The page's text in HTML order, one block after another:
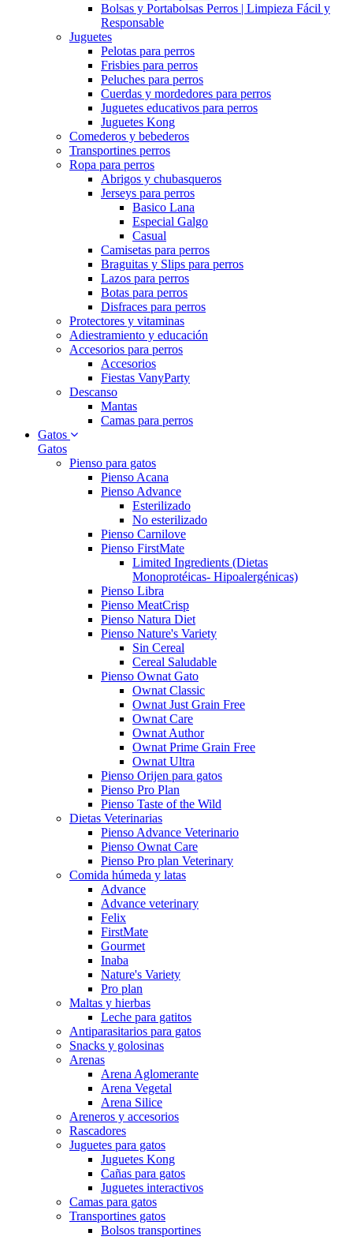
Bolsas y Portabolsas Perros | Limpieza Fácil y
Responsable
Juguetes
Pelotas para perros
Frisbies para perros
Peluches para perros
Cuerdas y mordedores para perros
Juguetes educativos para perros
Juguetes Kong
Comederos y bebederos
Transportines perros
Ropa para perros
Abrigos y chubasqueros
Jerseys para perros
Basico Lana
Especial Galgo
Casual
Camisetas para perros
Braguitas y Slips para perros
Lazos para perros
Botas para perros
Disfraces para perros
Protectores y vitaminas
Adiestramiento y educación
Accesorios para perros
Accesorios
Fiestas VanyParty
Descanso
Mantas
Camas para perros
Gatos
Gatos
Pienso para gatos
Pienso Acana
Pienso Advance
Esterilizado
No esterilizado
Pienso Carnilove
Pienso FirstMate
Limited Ingredients (Dietas
Monoprotéicas- Hipoalergénicas)
Pienso Libra
Pienso MeatCrisp
Pienso Natura Diet
Pienso Nature's Variety
Sin Cereal
Cereal Saludable
Pienso Ownat Gato
Ownat Classic
Ownat Just Grain Free
Ownat Care
Ownat Author
Ownat Prime Grain Free
Ownat Ultra
Pienso Orijen para gatos
Pienso Pro Plan
Pienso Taste of the Wild
Dietas Veterinarias
Pienso Advance Veterinario
Pienso Ownat Care
Pienso Pro plan Veterinary
Comida húmeda y latas
Advance
Advance veterinary
Felix
FirstMate
Gourmet
Inaba
Nature's Variety
Pro plan
Maltas y hierbas
Leche para gatitos
Antiparasitarios para gatos
Snacks y golosinas
Arenas
Arena Aglomerante
Arena Vegetal
Arena Silice
Areneros y accesorios
Rascadores
Juguetes para gatos
Juguetes Kong
Cañas para gatos
Juguetes interactivos
Camas para gatos
Transportines gatos
Bolsos transportines